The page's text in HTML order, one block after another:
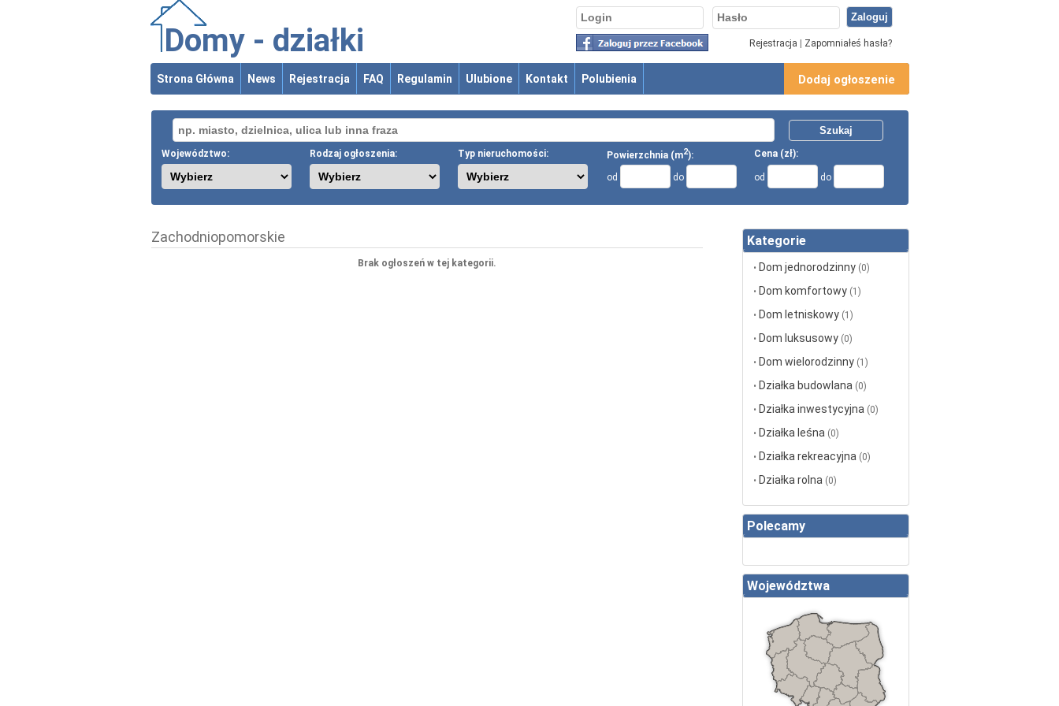
Domy - działki
ogłoszenia
Rejestracja Zapomniałeś hasła?
Strona Główna News Rejestracja FAQ Regulamin Ulubione Kontakt Polubienia Dodaj ogłoszenie
Województwo: Rodzaj ogłoszenia: Typ nieruchomości: Powierzchnia (m2): Cena (zł):
od do od do
Zachodniopomorskie
Brak ogłoszeń w tej kategorii.
Kategorie
• Dom jednorodzinny(0)
• Dom komfortowy(1)
• Dom letniskowy(1)
• Dom luksusowy(0)
• Dom wielorodzinny(1)
• Działka budowlana(0)
• Działka inwestycyjna(0)
• Działka leśna(0)
• Działka rekreacyjna(0)
• Działka rolna(0)
Polecamy
Województwa